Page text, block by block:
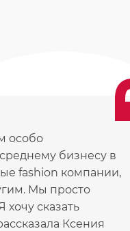
особо
бизнесу в
fashion компании,
Мы просто
сказать
Ксения